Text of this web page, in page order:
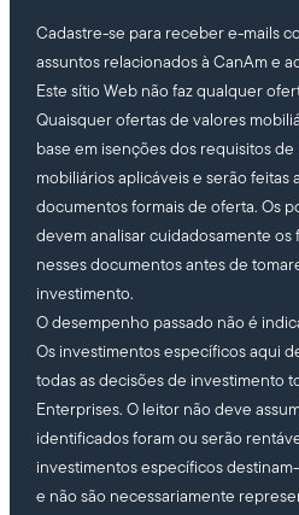
Cadastre-se para receber e-mails
assuntos relacionados à CanAm e
Este sítio Web não faz qualquer
Quaisquer ofertas de valores
base em isenções dos requisitos
mobiliários aplicáveis e serão feitas
documentos formais de oferta. Os
devem analisar cuidadosamente
nesses documentos antes de
investimento.
O desempenho passado não é
Os investimentos específicos aqui
todas as decisões de investimento
Enterprises. O leitor não deve
identificados foram ou serão
investimentos específicos
e não são necessariamente